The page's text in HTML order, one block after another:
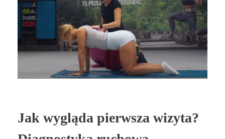
Jak wygląda pierwsza wizyta?